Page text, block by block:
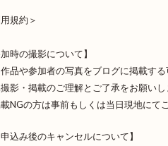
規約＞
加時の撮影について】
品や参加者の写真をブログに掲載する
影・掲載のご理解とご了承をお願いし
NGの方は事前もしくは当日現地にて
申込み後のキャンセルについて】